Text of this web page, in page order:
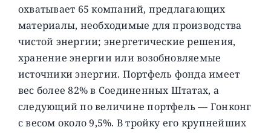
охватывает 65 компаний, предлагающих
материалы, необходимые для производства
чистой энергии; энергетические решения,
хранение энергии или возобновляемые
источники энергии. Портфель фонда имеет
вес более 82% в Соединенных Штатах, а
следующий по величине портфель — Гонконг
с весом около 9,5%. В тройку его крупнейших